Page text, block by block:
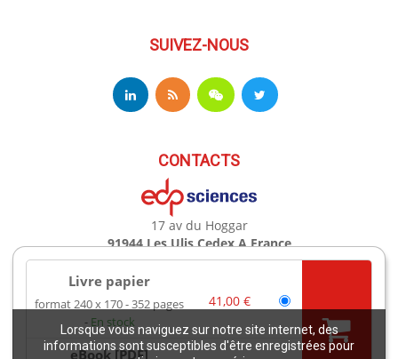
Lorsque vous naviguez sur notre site internet, des
informations sont susceptibles d'être enregistrées pour
Livre papier
format 240 x 170 352 pages
En stock
41,00 €
eBook [PDF]
SUIVEZ-NOUS
CONTACTS
17 av du Hoggar
91944 Les Ulis Cedex A France
Téléphone : +33 (0)1 69 18 75 75
Email : books@edpsciences.org
Ouvert du Lundi au Vendredi, de 9h30 à 16h30
Mentions légales